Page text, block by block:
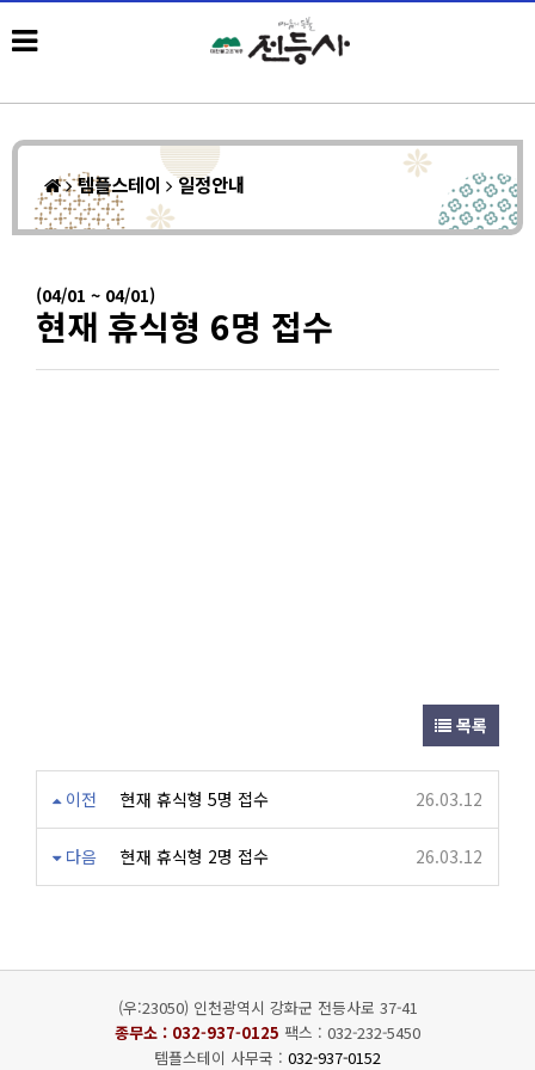
템플스테이 일정안내
(04/01 ~ 04/01)
현재 휴식형 6명 접수
목록
이전 현재 휴식형 5명 접수 26.03.12
다음 현재 휴식형 2명 접수 26.03.12
(우:23050) 인천광역시 강화군 전등사로 37-41
종무소 : 032-937-0125 팩스 : 032-232-5450
템플스테이 사무국 : 032-937-0152